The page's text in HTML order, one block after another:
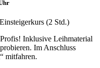
(2 Std.)
Inklusive Leihmaterial
Im Anschluss
mitfahren.